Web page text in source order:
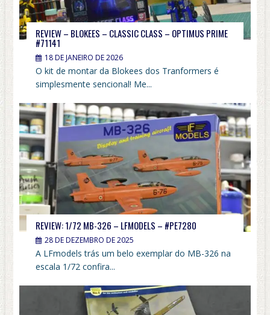
REVIEW – BLOKEES – CLASSIC CLASS – OPTIMUS PRIME
#71141
18 DE JANEIRO DE 2026
O kit de montar da Blokees dos Tranformers é
simplesmente sencional! Me...
REVIEW: 1/72 MB-326 – LFMODELS – #PE7280
28 DE DEZEMBRO DE 2025
A LFmodels trás um belo exemplar do MB-326 na
escala 1/72 confira...